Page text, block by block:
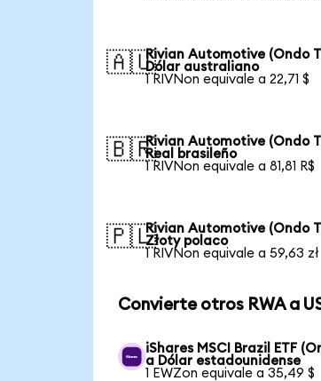
🇦🇺Rivian Automotive (Ondo
Dólar australiano
1 RIVNon equivale a 22,71 $
🇧🇷Rivian Automotive (Ondo
Real brasileño
1 RIVNon equivale a 81,81 R$
🇵🇱Rivian Automotive (Ondo
Złoty polaco
1 RIVNon equivale a 59,63 zł
Convierte otros RWA a
iShares MSCI Brazil ETF
a Dólar estadounidense
1 EWZon equivale a 35,49 $